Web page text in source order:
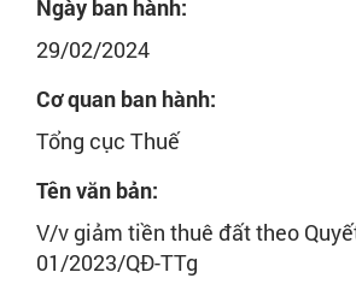
Ngày ban hành:
29/02/2024
Cơ quan ban hành:
Tổng cục Thuế
Tên văn bản:
V/v giảm tiền thuê đất theo
01/2023/QĐ-TTg